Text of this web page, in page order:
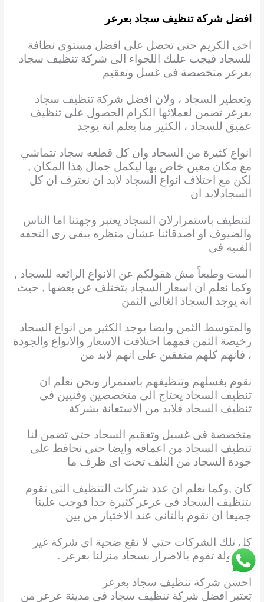
افضل شركة تنظيف سجاد بعرعر
اخى الكريم حتى تحصل على افضل مستوى نظافة
للسجاد فيجب علىك اللجواء الى شركة تنظيف سجاد
بعرعر متخصصة فى غسل وتعقيم
وتعطير السجاد ، ولان افضل شركة تنظيف سجاد
بعرعر تضمن لعملائها الكرام الحصول على تنظيف
عميق للسجاد ، الكثير منا يعلم انة يوجد
انواع كثيرة من السجاد وان كل قطعه سجاد تتماشي
مع مكان معين خاص بها ليكمل جمال هذا المكان ,
لكن مع اختلاف انواع السجاد لابد ان نعترف ان كل
السجادلابد ان
لتنظيف باستمرارلان السجاد يعتبر وجهتنا اما الناس
والضيوف او اصدقائنا عشان منظره يبقى زى التحفه
الفنيه فى
البيت وطبعاً مش هقولكم عن الانواع الرائعه للسجاد ,
وكما نعلم ان اسعار السجاد بتختلف عن بعضها , حيث
انة يوجد السجاد الغالى الثمن
والمتوسط الثمن وايضا يوجد الكثير من انواع السجاد
رخيصة الثمن فمهما اختلافت الاسعار والانواع والجودة
، فانهم كلهم متفقين على انهم لابد من
نقوم بغسلهم وتنظيفهم باستمرار ونحن نعلم ان
تنظيف السجاد يحتاج الى متخصصين وفنيين فى
تنظيف السجاد فلابد من الاستعانة بشركة
متخصصة فى غسيل وتعقيم السجاد حتى تضمن لنا
تنظيف السجاد من اعماقه وايضا حتى نحافظ على
جودة السجاد من التلف تحت اى ظرف ما
كان ,وكما نعلم ان عدد شركات التنظيف التى تقوم
بتنظيف السجاد فى عرعر كثيرة جدا فوجب علينا
جميعا ان نقوم بالتانى عند الاختيار من بين
كل تلك الشركات حتى لا نقع ضحية اى شركة غير
مسئولة تقوم بالاضرار بسجاد منزلنا بعرعر .
احسن شركة تنظيف سجاد بعرعر
تعتبر افضل شركة تنظيف سجاد فى مدينة عرعر من